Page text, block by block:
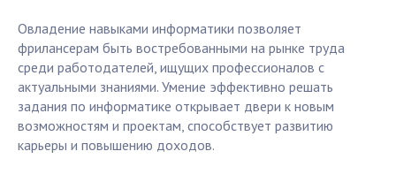
Овладение навыками информатики позволяет
фрилансерам быть востребованными на рынке труда
среди работодателей, ищущих профессионалов с
актуальными знаниями. Умение эффективно решать
задания по информатике открывает двери к новым
возможностям и проектам, способствует развитию
карьеры и повышению доходов.